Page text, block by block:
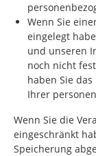
Wenn Sie
eingelegt
und unseren
noch nicht
haben Sie
Ihrer
Wenn Sie die
eingeschränkt
Speicherung